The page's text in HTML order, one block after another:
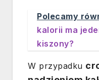
Polecamy
kalorii ma
kiszony?
W przypadku